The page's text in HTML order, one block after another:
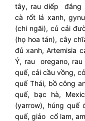
tây, rau diếp đắng
cà rốt lá xanh,
(chi ngãi), củ cải
(họ hoa tán), cây
đủ xanh, Artemisia
Ý, rau oregano, rau
quế, cải cầu vồng,
quế Thái, bồ công
quế, bạc hà,
(yarrow), húng quế
quế, giảo cổ lam,